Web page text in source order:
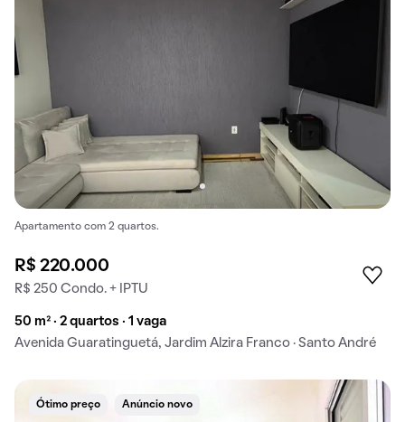
Apartamento com 2 quartos.
R$ 220.000
R$ 250 Condo. + IPTU
50 m² · 2 quartos · 1 vaga
Avenida Guaratinguetá, Jardim Alzira Franco · Santo André
Ótimo preço Anúncio novo